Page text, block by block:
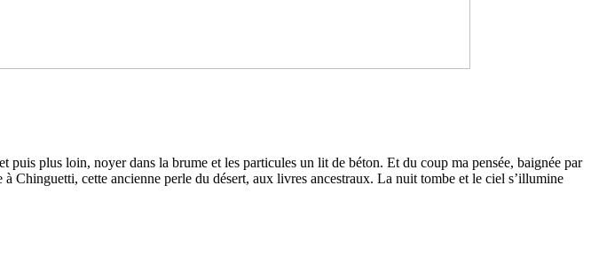
puis plus loin, noyer dans la brume et les par­ti­cu­les un lit de béton. Et du coup ma pensée, bai­gnée par
Chinguetti, cette ancienne perle du désert, aux livres ances­traux. La nuit tombe et le ciel s’illu­mine